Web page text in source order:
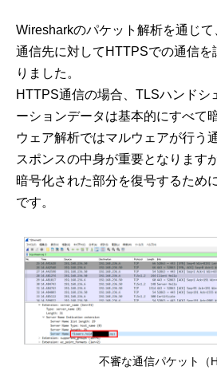
Wiresharkのパケット解析を通じ
通信先に対してHTTPSでの通信を
りました。
HTTPS通信の場合、TLSハンドシ
ーションデータは基本的にすべて
ウェア解析ではマルウェアが行う
スポンスの中身が重要となります
暗号化された部分を復号するため
です。
不審な通信パケット（